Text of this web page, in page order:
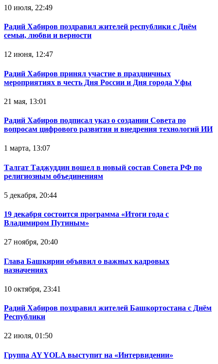
10 июля, 22:49
Радий Хабиров поздравил жителей республики с Днём
семьи, любви и верности
12 июня, 12:47
Радий Хабиров принял участие в праздничных
мероприятиях в честь Дня России и Дня города Уфы
21 мая, 13:01
Радий Хабиров подписал указ о создании Совета по
вопросам цифрового развития и внедрения технологий ИИ
1 марта, 13:07
Талгат Таджуддин вошел в новый состав Совета РФ по
религиозным объединениям
5 декабря, 20:44
19 декабря состоится программа «Итоги года с
Владимиром Путиным»
27 ноября, 20:40
Глава Башкирии объявил о важных кадровых
назначениях
10 октября, 23:41
Радий Хабиров поздравил жителей Башкортостана с Днём
Республики
22 июля, 01:50
Группа AY YOLA выступит на «Интервидении»